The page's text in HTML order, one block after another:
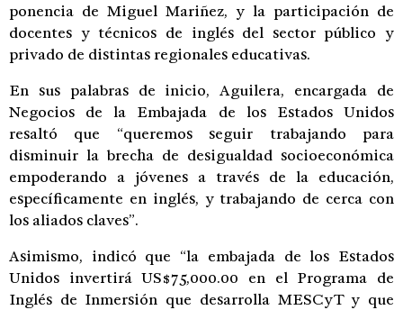
ponencia de Miguel Mariñez, y la participación de
docentes y técnicos de inglés del sector público y
privado de distintas regionales educativas.
En sus palabras de inicio, Aguilera, encargada de
Negocios de la Embajada de los Estados Unidos
resaltó que “queremos seguir trabajando para
disminuir la brecha de desigualdad socioeconómica
empoderando a jóvenes a través de la educación,
específicamente en inglés, y trabajando de cerca con
los aliados claves”.
Asimismo, indicó que “la embajada de los Estados
Unidos invertirá US$75,000.00 en el Programa de
Inglés de Inmersión que desarrolla MESCyT y que